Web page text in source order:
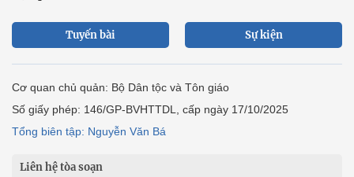
Tuyến bài Sự kiện
Cơ quan chủ quản: Bộ Dân tộc và Tôn giáo
Số giấy phép: 146/GP-BVHTTDL, cấp ngày 17/10/2025
Tổng biên tập: Nguyễn Văn Bá
Liên hệ tòa soạn